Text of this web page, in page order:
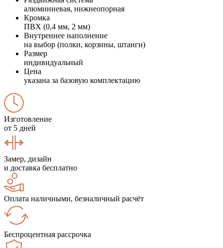
алюминиевая, нижнеопорная
Кромка
ПВХ (0,4 мм, 2 мм)
Внутреннее наполнение
на выбор (полки, корзины, штанги)
Размер
индивидуальный
Цена
указана за базовую комплектацию
Изготовление
от 5 дней
Замер, дизайн
и доставка бесплатно
Оплата наличными, безналичный расчёт
Беспроцентная рассрочка